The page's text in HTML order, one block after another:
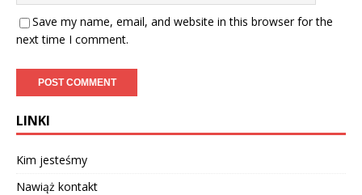
Save my name, email, and website in this browser for the
next time I comment.
LINKI
Kim jesteśmy
Nawiąż kontakt